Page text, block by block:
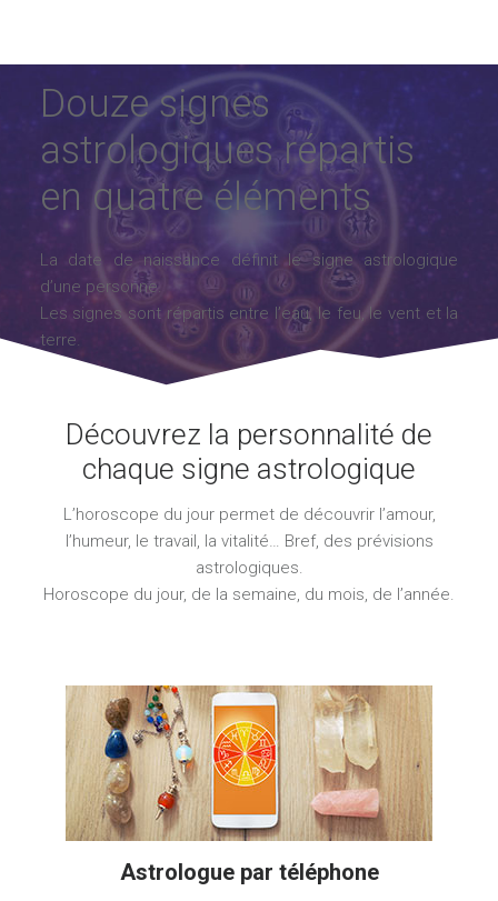
Douze signes
astrologiques répartis
en quatre éléments
La date de naissance définit le signe astrologique
d’une personne.
Les signes sont répartis entre l’eau, le feu, le vent et la
terre.
Découvrez la personnalité de
chaque signe astrologique
L’horoscope du jour permet de découvrir l’amour,
l’humeur, le travail, la vitalité… Bref, des prévisions
astrologiques.
Horoscope du jour, de la semaine, du mois, de l’année.
Astrologue par téléphone